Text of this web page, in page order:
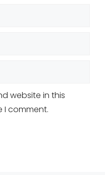
website in this
I comment.